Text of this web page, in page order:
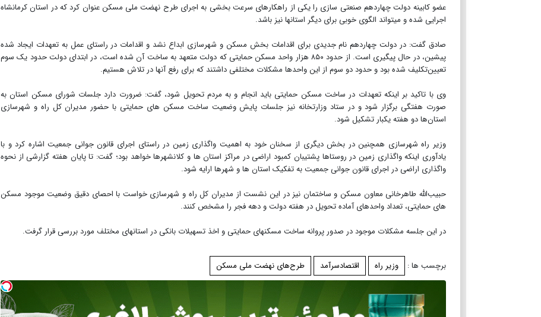
عضو کابینه دولت چهاردهم صنعتی سازی را یکی از راهکارهای سرعت بخشی به اجرای طرح نهضت ملی مسکن عنوان کرد که در استان کرمانشاه
اجرایی شده و می‎تواند الگوی خوبی برای دیگر استانها نیز باشد.
صادق گفت: در دولت چهاردهم نام جدیدی برای اقدامات بخش مسکن و شهرسازی ابداع نشد و اقدامات در راستای عمل به تعهدات ایجاد شده
پیشین، در حال پیگیری است. از حدود ۸۵۰ هزار واحد مسکن حمایتی که دولت متعهد به ساخت آن شده است، در ابتدای دولت حدود یک سوم
تعیین‌تکلیف شده بود و حدود دو سوم از این واحدها مشکلات مختلفی داشتند که برای رفع آنها در تلاش هستیم.
وی با تاکید بر اینکه تعهدات در ساخت مسکن حمایتی باید انجام و به مردم تحویل شود، گفت: ضرورت دارد جلسات شورای مسکن استان به
صورت هفتگی برگزار شود و در ستاد وزارتخانه نیز جلسات پایش وضعیت ساخت مسکن های حمایتی با حضور مدیران کل راه و شهرسازی
استان‌ها دو هفته یکبار تشکیل شود.
وزیر راه شهرسازی همچنین در بخش دیگری از سخنان خود به اهمیت واگذاری زمین در راستای اجرای قانون جوانی جمعیت اشاره کرد و با
یادآوری اینکه واگذاری زمین در روستاها پشتیبان کمبود اراضی در مراکز استان ها و کلانشهرها خواهد بود؛ گفت: تا پایان هفته گزارشی از نحوه
واگذاری اراضی در اجرای قانون جوانی جمعیت به تفکیک استان ها و شهرها ارایه شود.
حبیب‌الله طاهرخانی معاون مسکن و ساختمان نیز در این نشست از مدیران کل راه و شهرسازی خواست با احصای دقیق وضعیت موجود مسکن
های حمایتی، تعداد واحدهای آماده تحویل در هفته دولت و دهه فجر را مشخص کنند.
در این جلسه مشکلات موجود در صدور پروانه ساخت مسکن‎های حمایتی و اخذ تسهیلات بانکی در استانهای مختلف مورد بررسی قرار گرفت.
برچسب ها : وزیر راه اقتصادسرآمد طرح‌های نهضت ملی مسکن